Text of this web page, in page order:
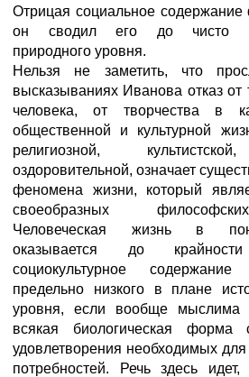
Отрицая социальное содержание
он сводил его до чисто
природного уровня.
Нельзя не заметить, что
высказываниях Иванова отказ от
человека, от творчества в
общественной и культурной
религиозной,
оздоровительной, означает
феномена жизни, который
своеобразных
Человеческая жизнь в
оказывается до
социокультурное
предельно низкого в плане
уровня, если вообще мыслима
всякая биологическая форма
удовлетворения необходимых
потребностей. Речь здесь